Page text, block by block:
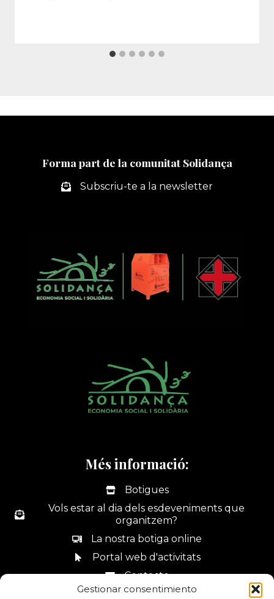
Gestionar consentimiento
Forma part de la comunitat Solidança
Subscriu-te a la newsletter
Més informació:
Botigues
Vols estar al dia dels esdeveniments que
organitzem?
La nostra botiga online
Portal web d'activitats
Contacte
Canal de denúncies